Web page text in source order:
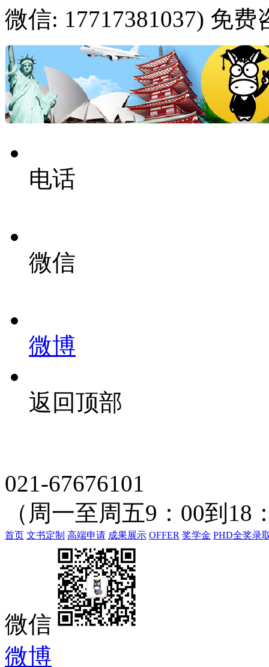
微信: 17717381037) 免费
电话
微信
微博
返回顶部
021-67676101
（周一至周五9：00到18
首页 文书定制 高端申请 成果展示 OFFER 奖学金 PHD全奖录
微信
微博